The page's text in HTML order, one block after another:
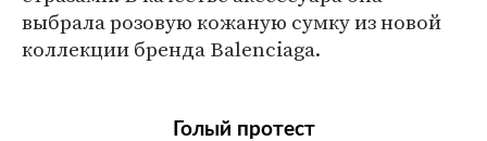
выбрала розовую кожаную сумку из новой
коллекции бренда Balenciaga.
Голый протест